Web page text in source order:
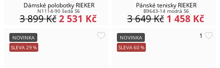
Dámské polobotky RIEKER
N1114-90 šedá S6
2 531 Kč
3 899Kč
Pánské tenisky RIEKER
B9643-14 modrá S6
1 458 Kč
3 649Kč
NOVINKA
SLEVA 29%
NOVINKA
SLEVA 60%